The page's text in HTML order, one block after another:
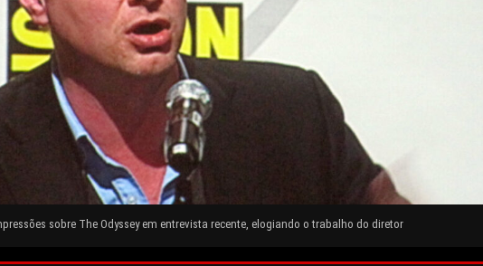
sobre The Odyssey em entrevista recente, elogiando o trabalho do diretor